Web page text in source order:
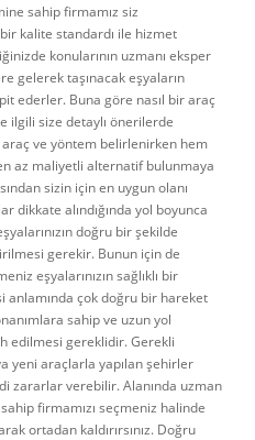
sahip firmamız siz
kalite standardı ile hizmet
konularının uzmanı eksper
gelerek taşınacak eşyaların
ederler. Buna göre nasıl bir araç
ilgili size detaylı önerilerde
ve yöntem belirlenirken hem
az maliyetli alternatif bulunmaya
sizin için en uygun olanı
dikkate alındığında yol boyunca
doğru bir şekilde
gerekir. Bunun için de
eşyalarınızın sağlıklı bir
çok doğru bir hareket
sahip ve uzun yol
edilmesi gereklidir. Gerekli
yeni araçlarla yapılan şehirler
zararlar verebilir. Alanında uzman
firmamızı seçmeniz halinde
ortadan kaldırırsınız. Doğru